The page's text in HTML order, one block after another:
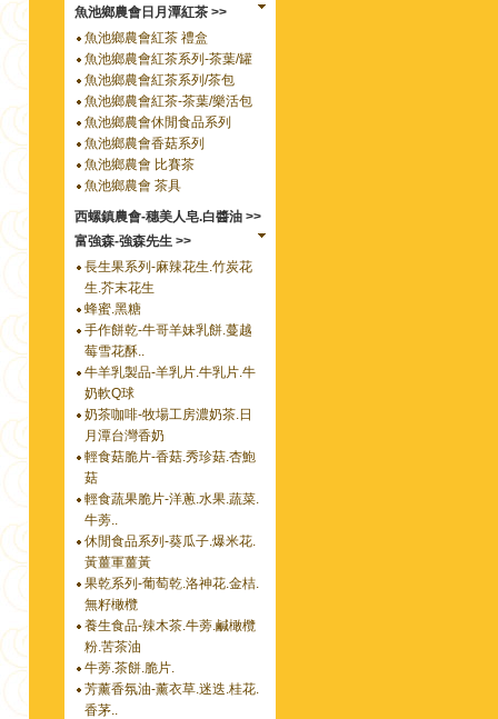
魚池鄉農會日月潭紅茶 >>
魚池鄉農會紅茶 禮盒
魚池鄉農會紅茶系列-茶葉/罐
魚池鄉農會紅茶系列/茶包
魚池鄉農會紅茶-茶葉/樂活包
魚池鄉農會休閒食品系列
魚池鄉農會香菇系列
魚池鄉農會 比賽茶
魚池鄉農會 茶具
西螺鎮農會-穗美人皂.白醬油 >>
富強森-強森先生 >>
長生果系列-麻辣花生.竹炭花
生.芥末花生
蜂蜜.黑糖
手作餅乾-牛哥羊妹乳餅.蔓越
莓雪花酥..
牛羊乳製品-羊乳片.牛乳片.牛
奶軟Q球
奶茶咖啡-牧場工房濃奶茶.日
月潭台灣香奶
輕食菇脆片-香菇.秀珍菇.杏鮑
菇
輕食蔬果脆片-洋蔥.水果.蔬菜.
牛蒡..
休閒食品系列-葵瓜子.爆米花.
黃薑軍薑黃
果乾系列-葡萄乾.洛神花.金桔.
無籽橄欖
養生食品-辣木茶.牛蒡.鹹橄欖
粉.苦茶油
牛蒡.茶餅.脆片.
芳薰香氛油-薰衣草.迷迭.桂花.
香茅..